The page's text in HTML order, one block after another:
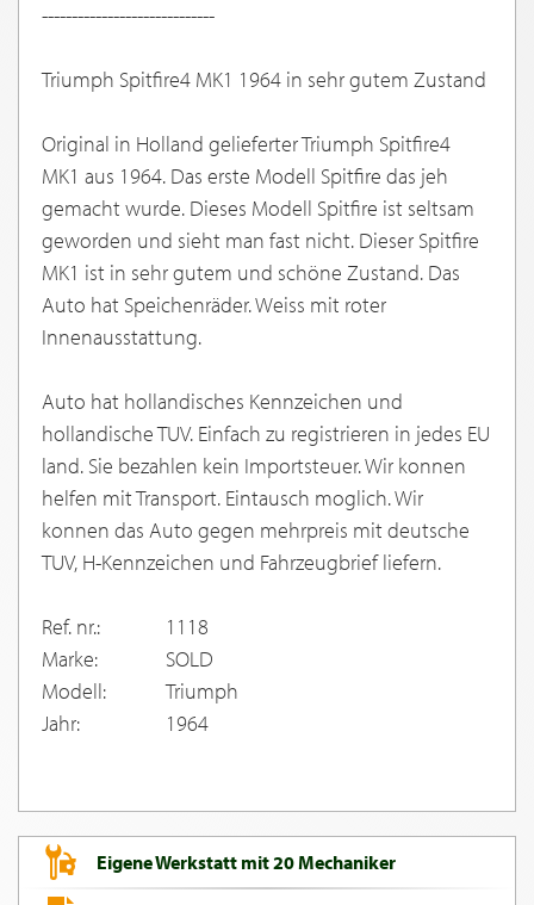
-----------------------------
Triumph Spitfire4 MK1 1964 in sehr gutem Zustand
Original in Holland gelieferter Triumph Spitfire4
MK1 aus 1964. Das erste Modell Spitfire das jeh
gemacht wurde. Dieses Modell Spitfire ist seltsam
geworden und sieht man fast nicht. Dieser Spitfire
MK1 ist in sehr gutem und schöne Zustand. Das
Auto hat Speichenräder. Weiss mit roter
Innenausstattung.
Auto hat hollandisches Kennzeichen und
hollandische TUV. Einfach zu registrieren in jedes EU
land. Sie bezahlen kein Importsteuer. Wir konnen
helfen mit Transport. Eintausch moglich. Wir
konnen das Auto gegen mehrpreis mit deutsche
TUV, H-Kennzeichen und Fahrzeugbrief liefern.
Ref. nr.:
1118
Marke:
SOLD
Modell:
Triumph
Jahr:
1964
Eigene Werkstatt mit 20 Mechaniker